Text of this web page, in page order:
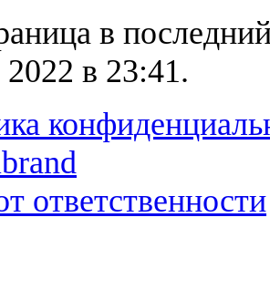
в
2022 в 23:41.
ответственности